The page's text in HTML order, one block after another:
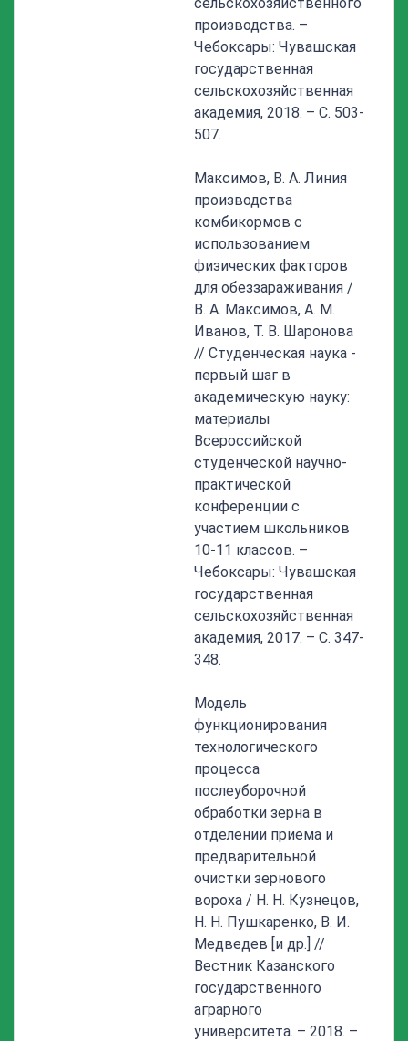
производства. –
Чебоксары: Чувашская
государственная
сельскохозяйственная
академия, 2018. – С. 503-
507.
Максимов, В. А. Линия
производства
комбикормов с
использованием
физических факторов
для обеззараживания /
В. А. Максимов, А. М.
Иванов, Т. В. Шаронова
// Студенческая наука -
первый шаг в
академическую науку:
материалы
Всероссийской
студенческой научно-
практической
конференции с
участием школьников
10-11 классов. –
Чебоксары: Чувашская
государственная
сельскохозяйственная
академия, 2017. – С. 347-
348.
Модель
функционирования
технологического
процесса
послеуборочной
обработки зерна в
отделении приема и
предварительной
очистки зернового
вороха / Н. Н. Кузнецов,
Н. Н. Пушкаренко, В. И.
Медведев [и др.] //
Вестник Казанского
государственного
аграрного
университета. – 2018. –